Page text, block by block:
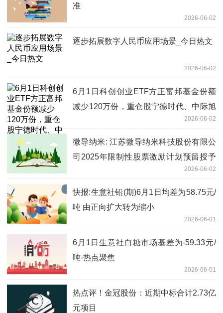
准
2026-06-02
逐步拓展数字人民币应用场景_今日热文
2026-06-02
6月1日科创创业ETF方正富邦基金份额
减少120万份，重仓股宁德时代、中际旭
2026-06-02
微导纳米: 江苏微导纳米科技股份有限公
司2025年限制性股票激励计划预留授予
激励对象名单（截至预留授予日）2026-06-02
快报:生意社铅(期)6月1日均差为58.75元/
吨 由正向扩大转为缩小
2026-06-01
6月1日生意社白糖市场基差为-59.33元/
吨-热点聚焦
2026-06-01
热点评！金冠股份：近期中标合计2.73亿
元项目